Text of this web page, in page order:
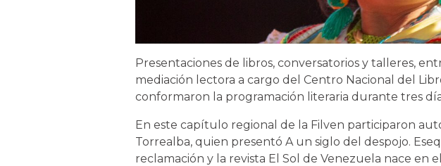
Presentaciones de libros, conversatorios y talleres,
mediación lectora a cargo del Centro Nacional del
conformaron la programación literaria durante tres
En este capítulo regional de la Filven participaron
Torrealba, quien presentó A un siglo del despojo.
reclamación y la revista El Sol de Venezuela nace en